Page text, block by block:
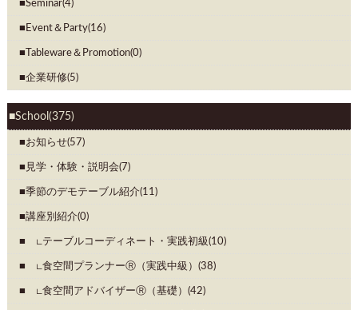
Seminar(4)
Event＆Party(16)
Tableware＆Promotion(0)
企業研修(5)
School(375)
お知らせ(57)
見学・体験・説明会(7)
季節のデモテーブル紹介(11)
講座別紹介(0)
∟テーブルコーディネート・実践初級(10)
∟食空間プランナーⓇ（実践中級）(38)
∟食空間アドバイザーⓇ（基礎）(42)